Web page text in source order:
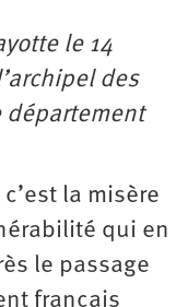
le 14
des
département
la misère
qui en
le passage
français